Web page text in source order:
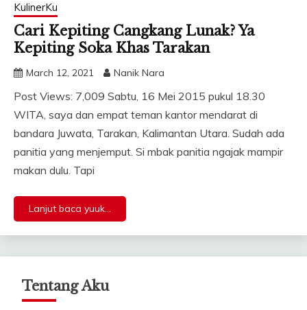
KulinerKu
Cari Kepiting Cangkang Lunak? Ya
Kepiting Soka Khas Tarakan
March 12, 2021 Nanik Nara
Post Views: 7,009 Sabtu, 16 Mei 2015 pukul 18.30
WITA, saya dan empat teman kantor mendarat di
bandara Juwata, Tarakan, Kalimantan Utara. Sudah ada
panitia yang menjemput. Si mbak panitia ngajak mampir
makan dulu. Tapi
Lanjut baca yuuk...
Tentang Aku